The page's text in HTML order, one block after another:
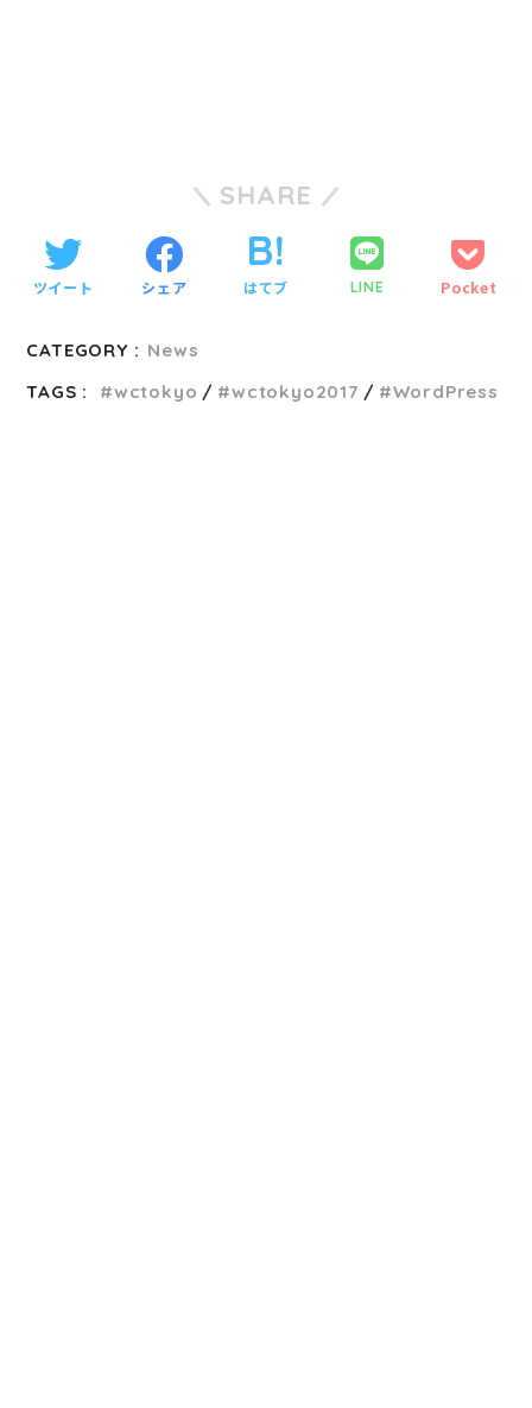
SHARE
ツイート シェア はてブ LINE Pocket
CATEGORY : News
TAGS :
wctokyo wctokyo2017 WordPress